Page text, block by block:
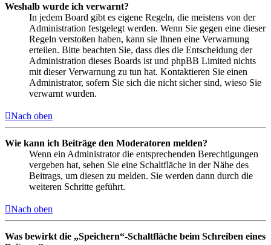
Weshalb wurde ich verwarnt?
In jedem Board gibt es eigene Regeln, die meistens von der
Administration festgelegt werden. Wenn Sie gegen eine dieser
Regeln verstoßen haben, kann sie Ihnen eine Verwarnung
erteilen. Bitte beachten Sie, dass dies die Entscheidung der
Administration dieses Boards ist und phpBB Limited nichts
mit dieser Verwarnung zu tun hat. Kontaktieren Sie einen
Administrator, sofern Sie sich die nicht sicher sind, wieso Sie
verwarnt wurden.
Nach oben
Wie kann ich Beiträge den Moderatoren melden?
Wenn ein Administrator die entsprechenden Berechtigungen
vergeben hat, sehen Sie eine Schaltfläche in der Nähe des
Beitrags, um diesen zu melden. Sie werden dann durch die
weiteren Schritte geführt.
Nach oben
Was bewirkt die „Speichern“-Schaltfläche beim Schreiben eines